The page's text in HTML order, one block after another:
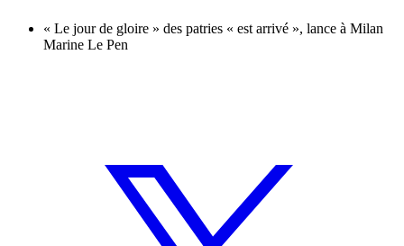
« Le jour de gloire » des patries « est arrivé », lance à Milan
Marine Le Pen